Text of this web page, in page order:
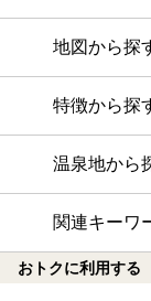
地図から探
特徴から探
温泉地から
関連キーワ
おトクに利用する